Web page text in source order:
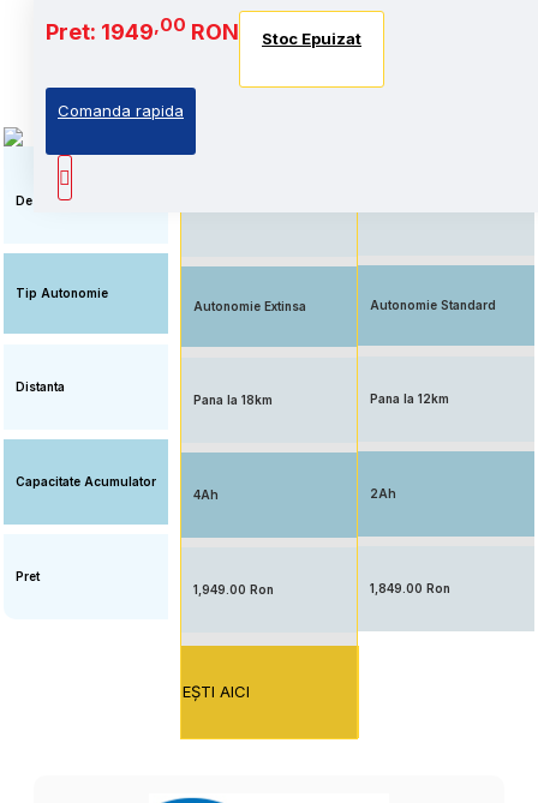
Pret: 1949,00 RON Stoc Epuizat
Comanda rapida
Baterie si Autonomie
Descriere
Tip Autonomie
Distanta
Capacitate Acumulator
Pret
Stoc Epuizat
Autonomie extinsa, prin
Autonomie Extinsa
Pana la 18km
4Ah
1,949.00 Ron
EŞTI AICI
Stoc Epuizat
Autonomie Standard
Pana la 12km
2Ah
1,849.00 Ron